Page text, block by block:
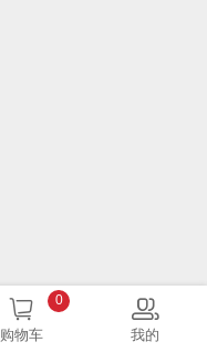
购物车
0
我的